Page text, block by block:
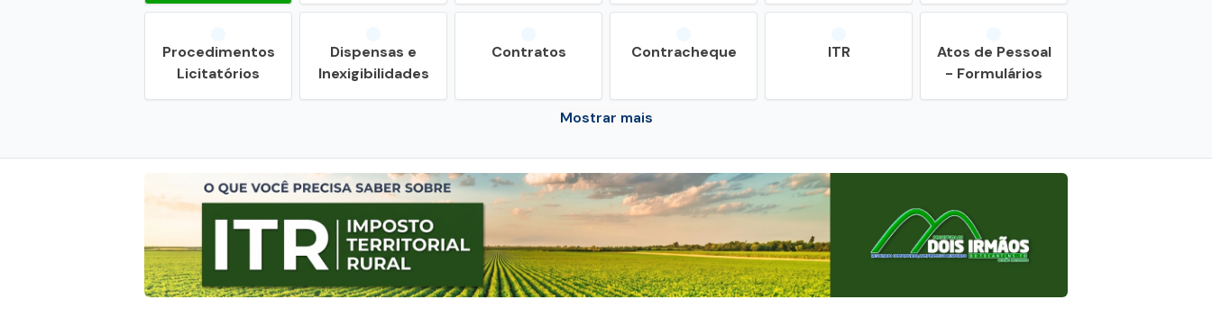
Procedimentos
Licitatórios
Dispensas e
Inexigibilidades
Contratos Contracheque ITR
Atos de Pessoal
- Formulários
Mostrar mais